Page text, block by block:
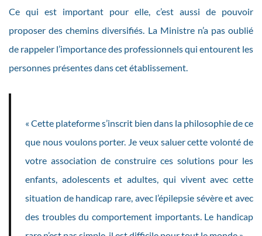
Ce qui est important pour elle, c’est aussi de pouvoir
proposer des chemins diversifiés. La Ministre n’a pas oublié
de rappeler l’importance des professionnels qui entourent les
personnes présentes dans cet établissement.
« Cette plateforme s’inscrit bien dans la philosophie de ce
que nous voulons porter. Je veux saluer cette volonté de
votre association de construire ces solutions pour les
enfants, adolescents et adultes, qui vivent avec cette
situation de handicap rare, avec l’épilepsie sévère et avec
des troubles du comportement importants. Le handicap